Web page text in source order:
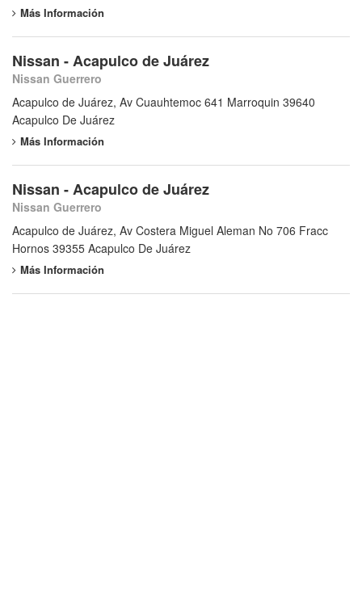
Más Información
Nissan - Acapulco de Juárez
Nissan Guerrero
Acapulco de Juárez, Av Cuauhtemoc 641 Marroquin 39640
Acapulco De Juárez
Más Información
Nissan - Acapulco de Juárez
Nissan Guerrero
Acapulco de Juárez, Av Costera Miguel Aleman No 706 Fracc
Hornos 39355 Acapulco De Juárez
Más Información